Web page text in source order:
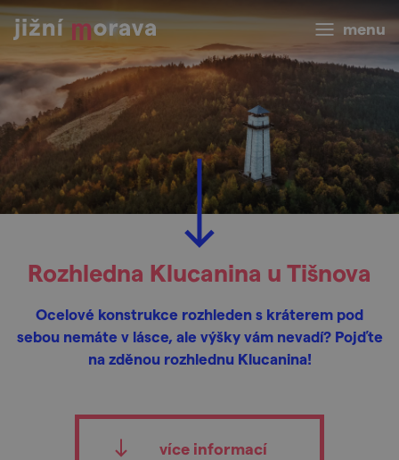
menu
Rozhledna Klucanina u Tišnova
Ocelové konstrukce rozhleden s kráterem pod
sebou nemáte v lásce, ale výšky vám nevadí? Pojďte
na zděnou rozhlednu Klucanina!
více informací